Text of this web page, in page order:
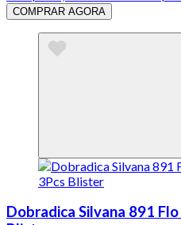
COMPRAR AGORA
Dobradica Silvana 891